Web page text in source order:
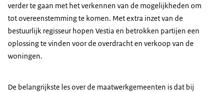
verder te gaan met het verkennen van de mogelijkheden om
tot overeenstemming te komen. Met extra inzet van de
bestuurlijk regisseur hopen Vestia en betrokken partijen een
oplossing te vinden voor de overdracht en verkoop van de
woningen.
De belangrijkste les over de maatwerkgemeenten is dat bij